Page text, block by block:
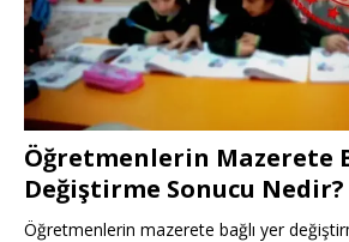
Öğretmenlerin Mazerete
Değiştirme Sonucu Nedir?
Öğretmenlerin mazerete bağlı yer